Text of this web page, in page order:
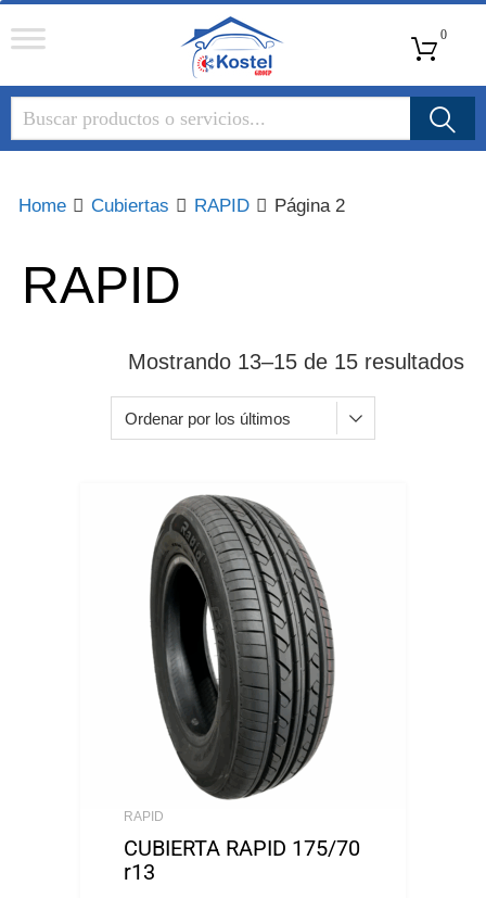
Group
0
Home Cubiertas RAPID Página 2
RAPID
Mostrando 13–15 de 15 resultados
RAPID
CUBIERTA RAPID 175/70
r13